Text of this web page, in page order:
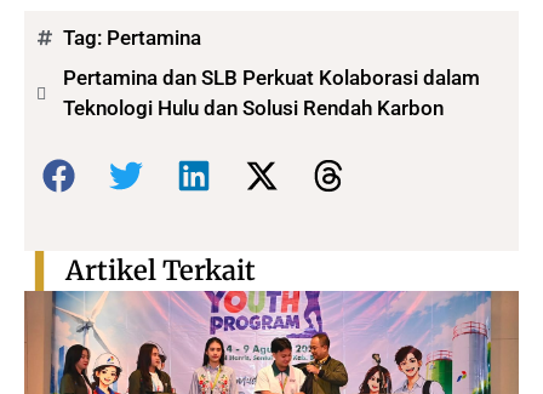
Tag: Pertamina
Pertamina dan SLB Perkuat Kolaborasi dalam
Teknologi Hulu dan Solusi Rendah Karbon
Bagikan:
Artikel Terkait